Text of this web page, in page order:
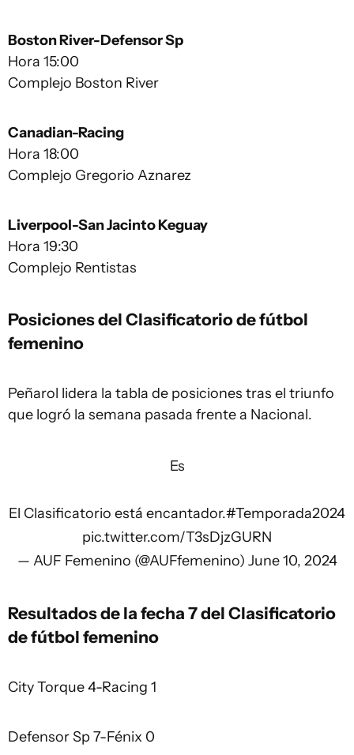
Boston River-Defensor Sp
Hora 15:00
Complejo Boston River
Canadian-Racing
Hora 18:00
Complejo Gregorio Aznarez
Liverpool-San Jacinto Keguay
Hora 19:30
Complejo Rentistas
Posiciones del Clasificatorio de fútbol
femenino
Peñarol lidera la tabla de posiciones tras el triunfo
que logró la semana pasada frente a Nacional.
Es
El Clasificatorio está encantador.#Temporada2024
pic.twitter.com/T3sDjzGURN
— AUF Femenino (@AUFfemenino) June 10, 2024
Resultados de la fecha 7 del Clasificatorio
de fútbol femenino
City Torque 4-Racing 1
Defensor Sp 7-Fénix 0